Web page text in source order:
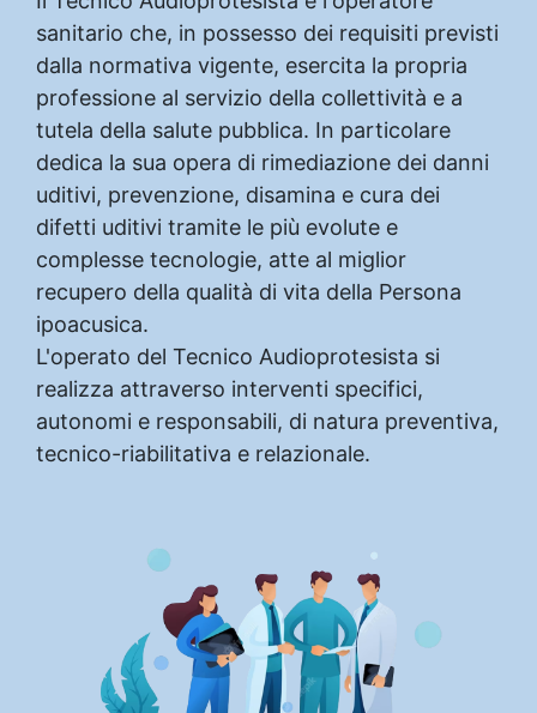
sanitario che, in possesso dei requisiti previsti
dalla normativa vigente, esercita la propria
professione al servizio della collettività e a
tutela della salute pubblica. In particolare
dedica la sua opera di rimediazione dei danni
uditivi, prevenzione, disamina e cura dei
difetti uditivi tramite le più evolute e
complesse tecnologie, atte al miglior
recupero della qualità di vita della Persona
ipoacusica.
L'operato del Tecnico Audioprotesista si
realizza attraverso interventi specifici,
autonomi e responsabili, di natura preventiva,
tecnico-riabilitativa e relazionale.